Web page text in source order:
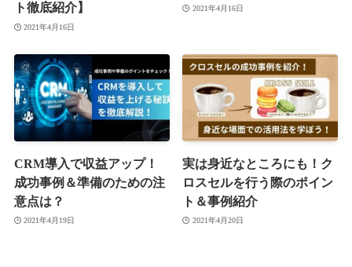
ト徹底紹介】
2021年4月16日
2021年4月16日
CRM導入で収益アップ！
成功事例＆準備のための注
意点は？
2021年4月19日
実は身近なところにも！ク
ロスセルを行う際のポイン
ト＆事例紹介
2021年4月20日